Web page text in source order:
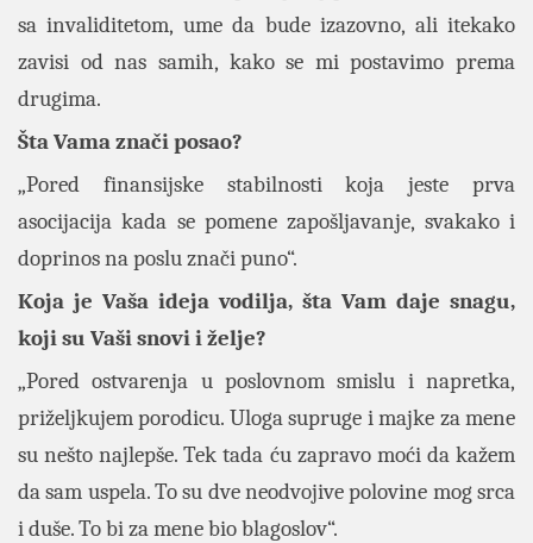
sa invaliditetom, ume da bude izazovno, ali itekako
zavisi od nas samih, kako se mi postavimo prema
drugima.
Šta Vama znači posao?
„Pored finansijske stabilnosti koja jeste prva
asocijacija kada se pomene zapošljavanje, svakako i
doprinos na poslu znači puno“.
Koja je Vaša ideja vodilja, šta Vam daje snagu,
koji su Vaši snovi i želje?
„Pored ostvarenja u poslovnom smislu i napretka,
priželjkujem porodicu. Uloga supruge i majke za mene
su nešto najlepše. Tek tada ću zapravo moći da kažem
da sam uspela. To su dve neodvojive polovine mog srca
i duše. To bi za mene bio blagoslov“.